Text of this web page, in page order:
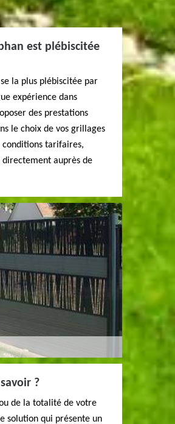
est plébiscitée
la plus plébiscitée par
expérience dans
des prestations
le choix de vos grillages
conditions tarifaires,
directement auprès de
?
de la totalité de votre
solution qui présente un